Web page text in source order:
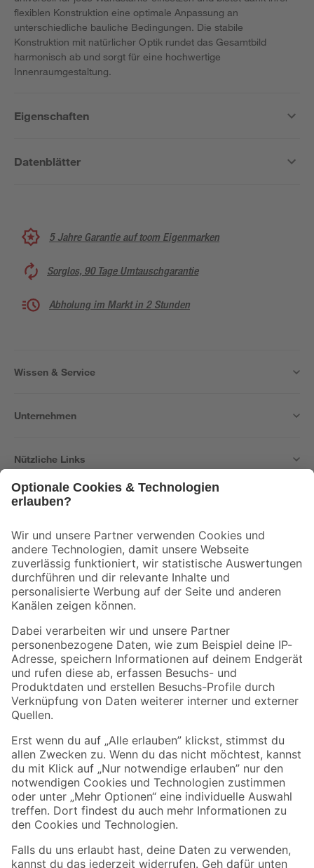
flexiblen Konstruktion eine optimale Anpassung an
unterschiedliche bauliche Bedingungen. Die stabile
Konstruktion mit natürlicher Optik rundet das Gesamtbild
harmonisch ab und sorgt für eine hochwertige
Innenraumgestaltung.
Eigenschaften
Datenblätter
5 Jahre Garantie auf toom Eigenmarken
Sorglos, 90 Tage Umtauschgarantie
Abholung im Markt in 2 Stunden
Wissen & Service
Unternehmen
Nützliche Links
Der toom Newsletter: Keine Angebote und Aktionen mehr verpassen!
Zur Newsletter Anmeldung
Folge uns
Zahlungsarten Versandarten
Sicher einkaufen
Jetzt die toom-App herunterladen